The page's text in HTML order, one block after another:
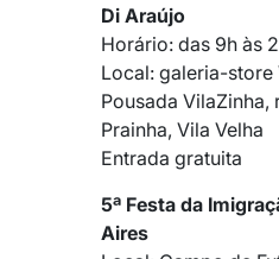
Di Araújo
Horário: das 9h às
Local: galeria-store
Pousada VilaZinha,
Prainha, Vila Velha
Entrada gratuita
5ª Festa da
Aires